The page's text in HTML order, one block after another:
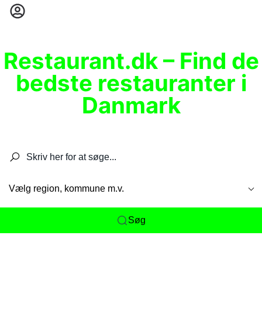
Restaurant.dk – Find de
bedste restauranter i
Danmark
Vælg region, kommune m.v.
Søg